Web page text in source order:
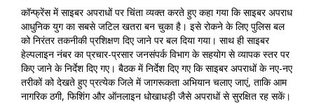
कॉन्फ्रेंस में साइबर अपराधों पर चिंता व्यक्त करते हुए कहा गया कि साइबर अपराध
आधुनिक युग का सबसे जटिल खतरा बन चुका है। इसे रोकने के लिए पुलिस बल
को निरंतर तकनीकी प्रशिक्षण दिए जाने पर बल दिया गया। साथ ही साइबर
हेल्पलाइन नंबर का प्रचार-प्रसार जनसंपर्क विभाग के सहयोग से व्यापक स्तर पर
किए जाने के निर्देश दिए गए। बैठक में निर्देश दिए गए कि साइबर अपराधों के नए-नए
तरीकों को देखते हुए प्रत्येक जिले में जागरूकता अभियान चलाए जाएं, ताकि आम
नागरिक ठगी, फिशिंग और ऑनलाइन धोखाधड़ी जैसे अपराधों से सुरक्षित रह सकें।